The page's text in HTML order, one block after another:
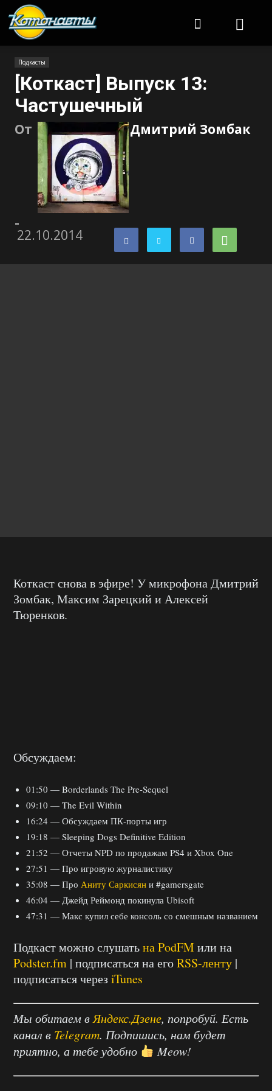
Подкасты
[Коткаст] Выпуск 13:
Частушечный
От Дмитрий Зомбак
-
22.10.2014
Коткаст снова в эфире! У микрофона Дмитрий
Зомбак, Максим Зарецкий и Алексей
Тюренков.
Обсуждаем:
01:50 — Borderlands The Pre-Sequel
09:10 — The Evil Within
16:24 — Обсуждаем ПК-порты игр
19:18 — Sleeping Dogs Definitive Edition
21:52 — Отчеты NPD по продажам PS4 и Xbox One
27:51 — Про игровую журналистику
35:08 — Про Аниту Саркисян и #gamersgate
46:04 — Джейд Реймонд покинула Ubisoft
47:31 — Макс купил себе консоль со смешным названием
Подкаст можно слушатьна PodFM или на
Podster.fm | подписаться на егоRSS-ленту |
подписаться черезiTunes
Мы обитаем в Яндекс.Дзене, попробуй. Есть
канал в Telegram. Подпишись, нам будет
приятно, а тебе удобно
Meow!